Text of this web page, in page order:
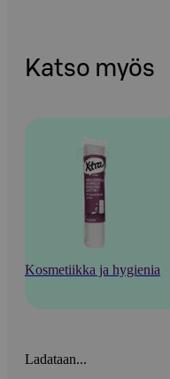
Katso myös
Kosmetiikka ja hygienia
Ladataan...